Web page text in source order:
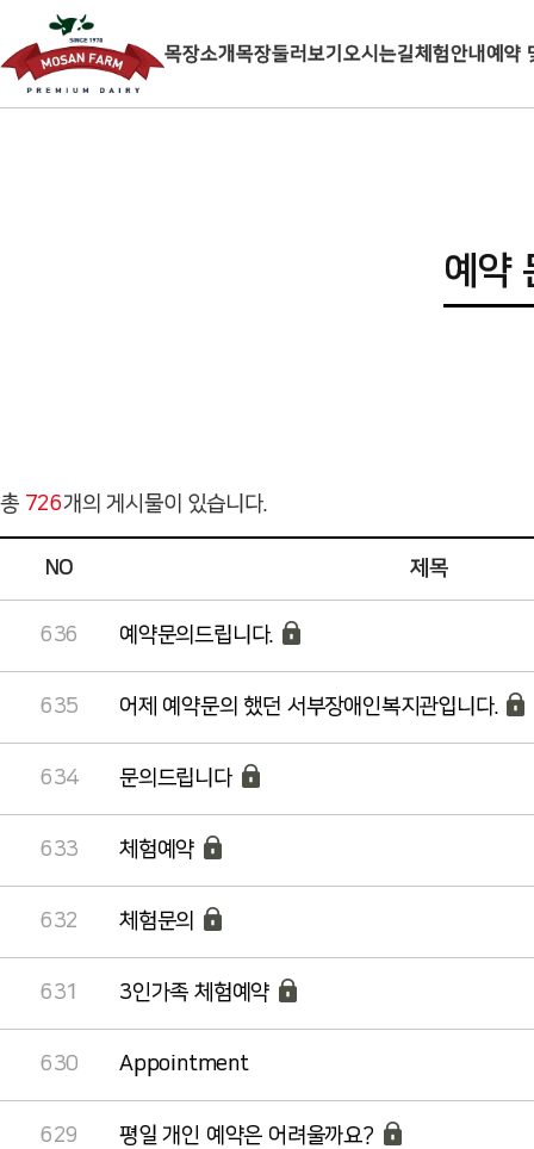
목장소개목장둘러보기 오시는길체험안내예약
예약
총 726개의 게시물이 있습니다.
NO 제목
636 예약문의드립니다.
635 어제 예약문의 했던 서부장애인복지관입니다.
634 문의드립니다
633 체험예약
632 체험문의
631 3인가족 체험예약
630 Appointment
629 평일 개인 예약은 어려울까요?